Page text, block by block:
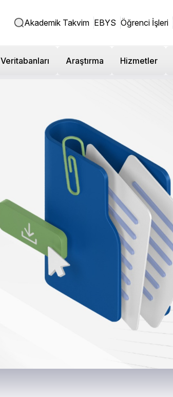
Akademik Takvim EBYS Öğrenci İşleri
Veritabanları Araştırma Hizmetler